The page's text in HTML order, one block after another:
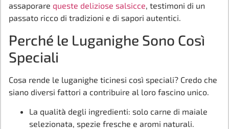
assaporare queste deliziose salsicce, testimoni di un
passato ricco di tradizioni e di sapori autentici.
Perché le Luganighe Sono Così
Speciali
Cosa rende le luganighe ticinesi così speciali? Credo che
siano diversi fattori a contribuire al loro fascino unico.
La qualità degli ingredienti: solo carne di maiale
selezionata, spezie fresche e aromi naturali.